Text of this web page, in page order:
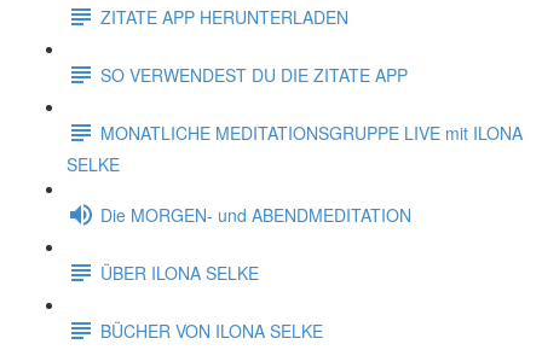
ZITATE APP HERUNTERLADEN
SO VERWENDEST DU DIE ZITATE APP
MONATLICHE MEDITATIONSGRUPPE LIVE mit ILONA
SELKE
Die MORGEN- und ABENDMEDITATION
ÜBER ILONA SELKE
BÜCHER VON ILONA SELKE